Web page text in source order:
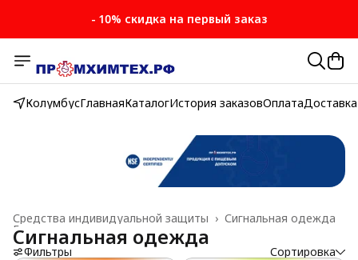
- 10% скидка на первый заказ
КолумбусГлавнаяКаталогИстория заказовОплатаДоставка
Сигнальная одежда
Средства индивидуальной защиты ›
Главная
Сигнальная одежда
Фильтры Сортировка